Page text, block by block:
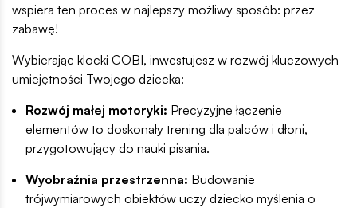
wspiera ten proces w najlepszy możliwy sposób: przez
zabawę!
Wybierając klocki COBI, inwestujesz w rozwój kluczowych
umiejętności Twojego dziecka:
Rozwój małej motoryki: Precyzyjne łączenie
elementów to doskonały trening dla palców i dłoni,
przygotowujący do nauki pisania.
Wyobraźnia przestrzenna: Budowanie
trójwymiarowych obiektów uczy dziecko myślenia o